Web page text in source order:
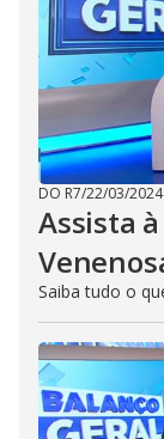
DO R7/22/03/2024
Assista
Saiba tudo o